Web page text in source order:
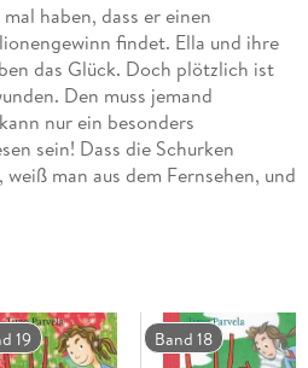
haben, dass er einen
findet. Ella und ihre
das Glück. Doch plötzlich ist
Den muss jemand
nur ein besonders
sein! Dass die Schurken
man aus dem Fernsehen, und
19 Band 18